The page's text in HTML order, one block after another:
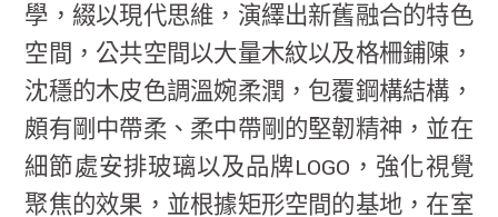
學，綴以現代思維，演繹出新舊融合的特色
空間，公共空間以大量木紋以及格柵鋪陳，
沈穩的木皮色調溫婉柔潤，包覆鋼構結構，
頗有剛中帶柔、柔中帶剛的堅韌精神，並在
細節處安排玻璃以及品牌LOGO，強化視覺
聚焦的效果，並根據矩形空間的基地，在室